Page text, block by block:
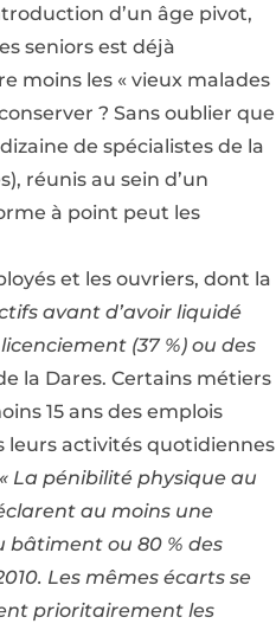
d’un âge pivot,
seniors est déjà
moins les « vieux malades
? Sans oublier que
de spécialistes de la
réunis au sein d’un
à point peut les
et les ouvriers, dont la
avant d’avoir liquidé
(37 %) ou des
la Dares. Certains métiers
15 ans des emplois
leurs activités quotidiennes
« La pénibilité physique au
au moins une
bâtiment ou 80 % des
Les mêmes écarts se
prioritairement les